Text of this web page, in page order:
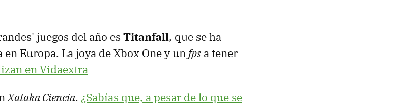
juegos del año es Titanfall, que se ha
Europa. La joya de Xbox One y unfps a tener
en Vidaextra
Xataka Ciencia. ¿Sabías que, a pesar de lo que se